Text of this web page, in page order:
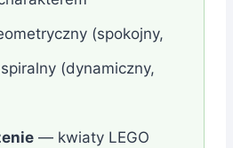
(spokojny,
(dynamiczny,
— kwiaty LEGO